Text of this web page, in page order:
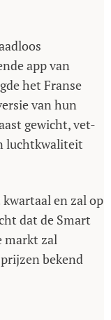
app van
het Franse
van hun
gewicht, vet-
luchtkwaliteit
en zal op
dat de Smart
markt zal
bekend